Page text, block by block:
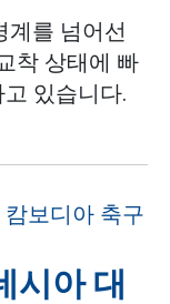
계를 넘어선
착 상태에 빠
있습니다.
시아 대